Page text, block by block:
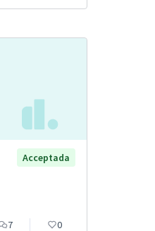
Acceptada
7 0